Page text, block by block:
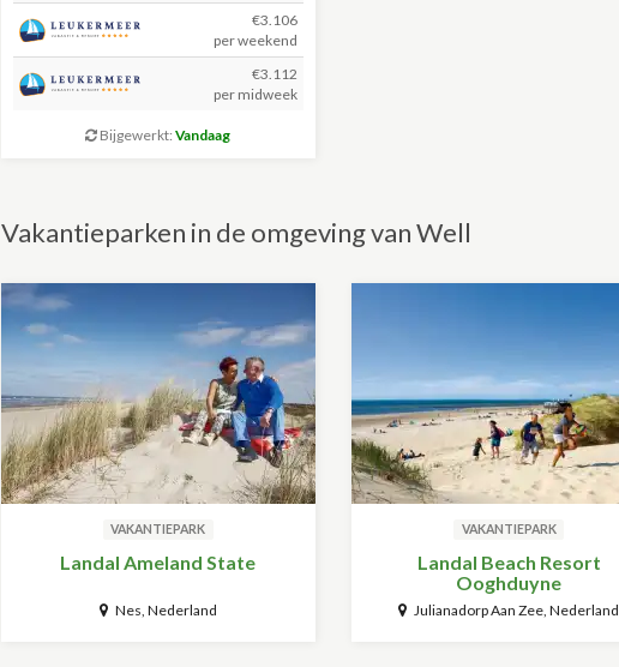
€3.106
per weekend
€3.112
per midweek
Bijgewerkt:Vandaag
Vakantieparken in de omgeving van Well
VAKANTIEPARK
Landal Ameland State
Nes, Nederland
VAKANTIEPARK
Landal Beach Resort
Ooghduyne
Julianadorp Aan Zee, Nederland